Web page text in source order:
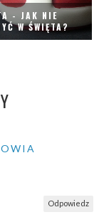
- JAK NIE
W ŚWIĘTA?
Odpowiedz